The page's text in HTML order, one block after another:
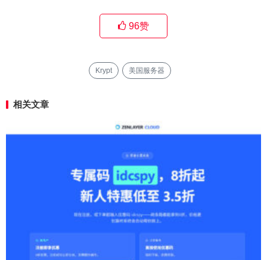
96赞
Krypt 美国服务器
相关文章